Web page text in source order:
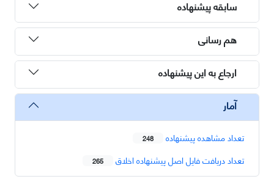
سابقه پیشنهاده
هم رسانی
ارجاع به این پیشنهاده
آمار
تعداد مشاهده پیشنهاده 248
تعداد دریافت فایل اصل پیشنهاده اخلاق 265